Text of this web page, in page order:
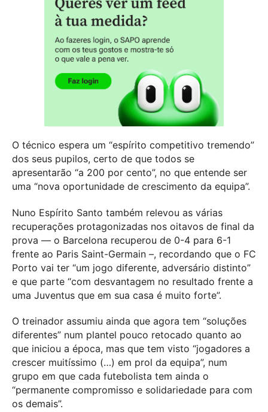
O técnico espera um “espírito competitivo tremendo”
dos seus pupilos, certo de que todos se
apresentarão “a 200 por cento”, no que entende ser
uma “nova oportunidade de crescimento da equipa”.
Nuno Espírito Santo também relevou as várias
recuperações protagonizadas nos oitavos de final da
prova — o Barcelona recuperou de 0-4 para 6-1
frente ao Paris Saint-Germain –, recordando que o FC
Porto vai ter “um jogo diferente, adversário distinto”
e que parte “com desvantagem no resultado frente a
uma Juventus que em sua casa é muito forte”.
O treinador assumiu ainda que agora tem “soluções
diferentes” num plantel pouco retocado quanto ao
que iniciou a época, mas que tem visto “jogadores a
crescer muitíssimo (…) em prol da equipa”, num
grupo em que cada futebolista tem ainda o
“permanente compromisso e solidariedade para com
os demais”.